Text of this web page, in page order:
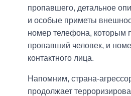
пропавшего, детальное
и особые приметы
номер телефона, которым
пропавший человек, и
контактного лица.
Напомним, страна-
продолжает